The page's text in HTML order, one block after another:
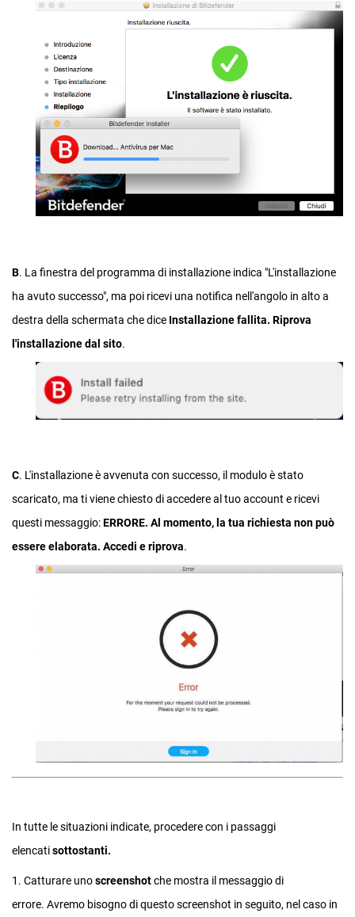
B. La finestra del programma di installazione indica "L'installazione
ha avuto successo", ma poi ricevi una notifica nell'angolo in alto a
destra della schermata che dice Installazione fallita. Riprova
l'installazione dal sito.
C. L'installazione è avvenuta con successo, il modulo è stato
scaricato, ma ti viene chiesto di accedere al tuo account e ricevi
questi messaggio:ERRORE. Al momento, la tua richiesta non può
essere elaborata. Accedi e riprova.
In tutte le situazioni indicate, procedere con i passaggi
elencatisottostanti.
1. Catturare unoscreenshotche mostra il messaggio di
errore. Avremo bisogno di questo screenshot in seguito, nel caso in